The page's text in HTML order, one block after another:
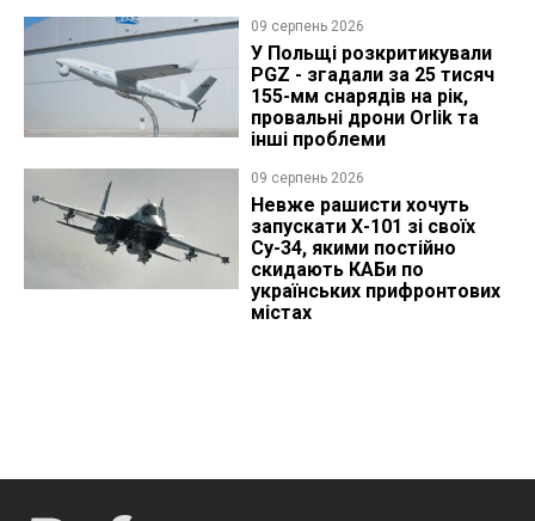
09 серпень 2026
У Польщі розкритикували
PGZ - згадали за 25 тисяч
155-мм снарядів на рік,
провальні дрони Orlik та
інші проблеми
09 серпень 2026
Невже рашисти хочуть
запускати Х-101 зі своїх
Су-34, якими постійно
скидають КАБи по
українських прифронтових
містах